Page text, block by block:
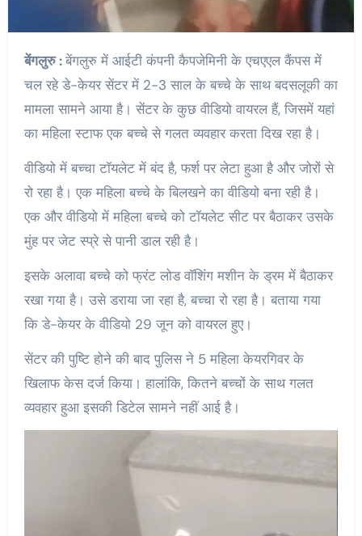
बेंगलुरु :बेंगलुरु में आईटी कंपनी कैपजेमिनी के एचएएल कैंपस में
चल रहे डे-केयर सेंटर में 2-3 साल के बच्चे के साथ बदसलूकी का
मामला सामने आया है। सेंटर के कुछ वीडियो वायरल हैं, जिसमें यहां
का महिला स्टाफ एक बच्चे से गलत व्यवहार करता दिख रहा है।
वीडियो में बच्चा टॉयलेट में बंद है, फर्श पर लेटा हुआ है और जोरों से
रो रहा है। एक महिला बच्चे के बिलखने का वीडियो बना रही है।
एक और वीडियो में महिला बच्चे को टॉयलेट सीट पर बैठाकर उसके
मुंह पर जेट स्प्रे से पानी डाल रही है।
इसके अलावा बच्चे को फ्रंट लोड वॉशिंग मशीन के ड्रम में बैठाकर
रखा गया है। उसे डराया जा रहा है, बच्चा रो रहा है। बताया गया
कि डे-केयर के वीडियो 29 जून को वायरल हुए।
सेंटर की पुष्टि होने की बाद पुलिस ने 5 महिला केयरगिवर के
खिलाफ केस दर्ज किया। हालांकि, कितने बच्चों के साथ गलत
व्यवहार हुआ इसकी डिटेल सामने नहीं आई है।